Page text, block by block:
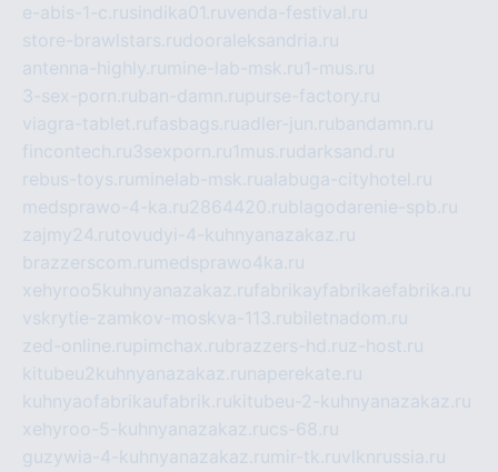
e-abis-1-c.rusindika01.ruvenda-festival.ru
store-brawlstars.rudooraleksandria.ru
antenna-highly.ru mine-lab-msk.ru1-mus.ru
3-sex-porn.ruban-damn.rupurse-factory.ru
viagra-tablet.rufasbags.ruadler-jun.rubandamn.ru
fincontech.ru3sexporn.ru1mus.rudarksand.ru
rebus-toys.ru minelab-msk.rualabuga-cityhotel.ru
medsprawo-4-ka.ru2864420.rublagodarenie-spb.ru
zajmy24.rutovudyi-4-kuhnyanazakaz.ru
brazzerscom.ru medsprawo4ka.ru
xehyroo5kuhnyanazakaz.rufabrikayfabrikaefabrika.ru
vskrytie-zamkov-moskva-113.rubiletnadom.ru
zed-online.rupimchax.rubrazzers-hd.ruz-host.ru
kitubeu2kuhnyanazakaz.ru naperekate.ru
kuhnyaofabrikaufabrik.rukitubeu-2-kuhnyanazakaz.ru
xehyroo-5-kuhnyanazakaz.rucs-68.ru
guzywia-4-kuhnyanazakaz.ru mir-tk.ruvlknrussia.ru